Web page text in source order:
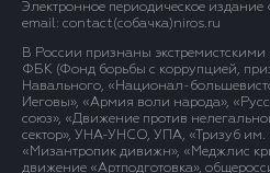
Электронное периодическое
email: contact(сoбaчка)niros.ru
В России признаны
ФБК (Фонд борьбы с коррупцией,
Навального, «Национал-
Иеговы», «Армия воли народа»,
союз», «Движение против
сектор», УНА-УНСО, УПА, «Тризуб им.
«Мизантропик дивижн», «Меджлис
движение «Артподготовка»,